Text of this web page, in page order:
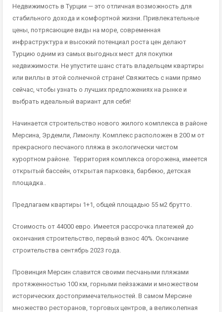
Недвижимость в Турции — это отличная возможность для
стабильного дохода и комфортной жизни. Привлекательные
цены, потрясающие виды на море, современная
инфраструктура и высокий потенциал роста цен делают
Турцию одним из самых выгодных мест для покупки
недвижимости. Не упустите шанс стать владельцем квартиры
или виллы в этой солнечной стране! Свяжитесь с нами прямо
сейчас, чтобы узнать о лучших предложениях на рынке и
выбрать идеальный вариант для себя!
Начинается строительство нового жилого комплекса в районе
Мерсина, Эрдемли, Лимонлу. Комплекс расположен в 200 м от
прекрасного песчаного пляжа в экологически чистом
курортном районе. Территория комплекса огорожена, имеется
открытый бассейн, открытая парковка, барбекю, детская
площадка..
Предлагаем квартиры 1+1, общей площадью 55 м2 брутто.
Стоимость от 44000 евро. Имеется рассрочка платежей до
окончания строительство, первый взнос 40%. Окончание
строительства сентябрь 2023 года.
Провинция Мерсин славится своими песчаными пляжами
протяженностью 100 км, горными пейзажами и множеством
исторических достопримечательностей. В самом Мерсине
множество ресторанов, торговых центров, а великолепная